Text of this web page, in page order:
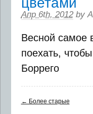
Апр 6th, 2012 by
Весной самое
поехать,
Боррего
← Более старые